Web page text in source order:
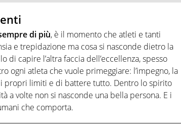
di più, è il momento che atleti e tanti
e trepidazione ma cosa si nasconde dietro la
capire l’altra faccia dell’eccellenza, spesso
ogni atleta che vuole primeggiare: l’impegno, la
propri limiti e di battere tutto. Dentro lo spirito
a volte non si nasconde una bella persona. E i
che comporta.